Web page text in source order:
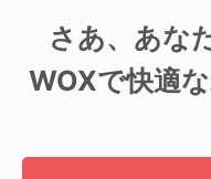
さあ、あな
WOXで快適